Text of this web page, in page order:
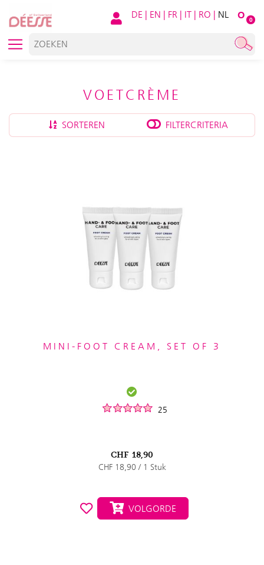
O 0
DE | EN | FR | IT | RO | NL
VOETCRÈME
SORTEREN FILTERCRITERIA
MINI-FOOT CREAM, SET OF 3
25
CHF 18,90
CHF 18,90 / 1 Stuk
VOLGORDE